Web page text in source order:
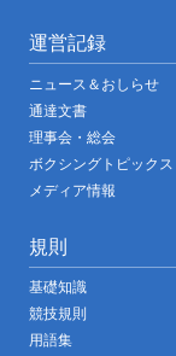
運営記録
ニュース＆おしらせ
通達文書
理事会・総会
ボクシングトピックス
メディア情報
規則
基礎知識
競技規則
用語集